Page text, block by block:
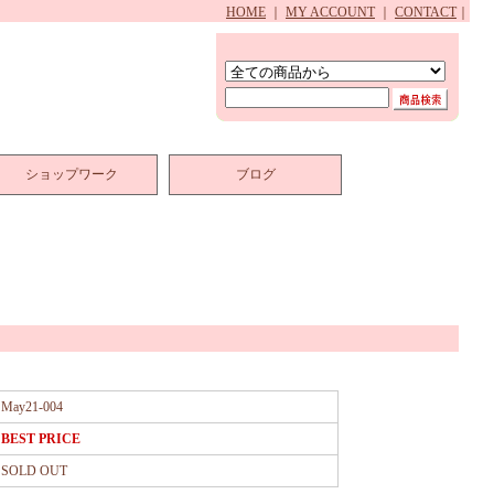
HOME MY ACCOUNT CONTACT
ショップワーク ブログ
May21-004
BEST PRICE
SOLD OUT